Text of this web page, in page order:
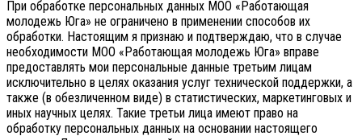
При обработке персональных данных МОО «Работающая
молодежь Юга» не ограничено в применении способов их
обработки. Настоящим я признаю и подтверждаю, что в случае
необходимости МОО «Работающая молодежь Юга» вправе
предоставлять мои персональные данные третьим лицам
исключительно в целях оказания услуг технической поддержки, а
также (в обезличенном виде) в статистических, маркетинговых и
иных научных целях. Такие третьи лица имеют право на
обработку персональных данных на основании настоящего